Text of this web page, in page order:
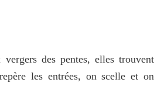
des pentes, elles trouvent
les entrées, on scelle et on